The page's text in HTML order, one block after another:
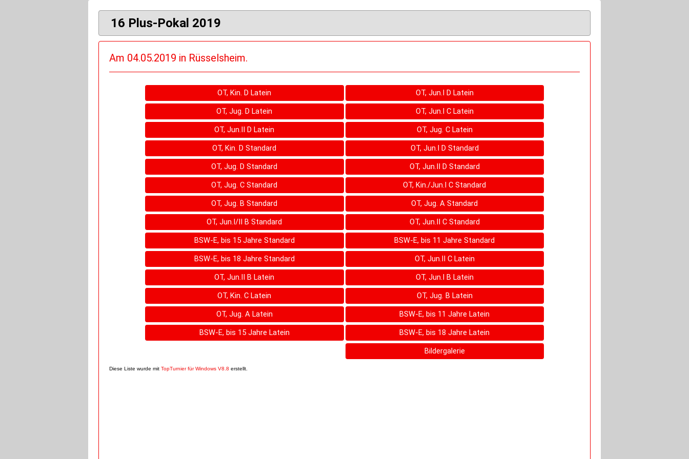
16 Plus-Pokal 2019
Am 04.05.2019 in Rüsselsheim.
OT, Kin. D Latein
OT, Jun.I D Latein
OT, Jug. D Latein
OT, Jun.I C Latein
OT, Jun.II D Latein
OT, Jug. C Latein
OT, Kin. D Standard
OT, Jun.I D Standard
OT, Jug. D Standard
OT, Jun.II D Standard
OT, Jug. C Standard
OT, Kin./Jun.I C Standard
OT, Jug. B Standard
OT, Jug. A Standard
OT, Jun.I/II B Standard
OT, Jun.II C Standard
BSW-E, bis 15 Jahre Standard
BSW-E, bis 11 Jahre Standard
BSW-E, bis 18 Jahre Standard
OT, Jun.II C Latein
OT, Jun.II B Latein
OT, Jun.I B Latein
OT, Kin. C Latein
OT, Jug. B Latein
OT, Jug. A Latein
BSW-E, bis 11 Jahre Latein
BSW-E, bis 15 Jahre Latein
BSW-E, bis 18 Jahre Latein
Bildergalerie
Diese Liste wurde mit TopTurnier für Windows V8.8 erstellt.